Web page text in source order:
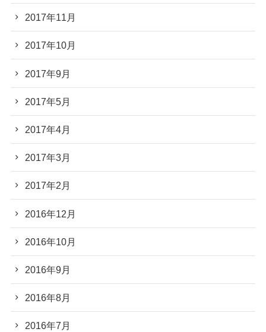
2017年11月
2017年10月
2017年9月
2017年5月
2017年4月
2017年3月
2017年2月
2016年12月
2016年10月
2016年9月
2016年8月
2016年7月